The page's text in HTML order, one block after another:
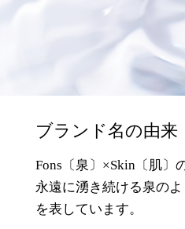
ブランド名の由来
Fons〔泉〕×Skin〔肌〕
永遠に湧き続ける泉のよ
を表しています。